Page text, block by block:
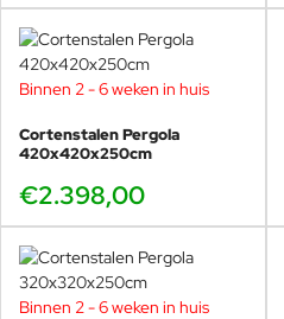
Binnen 2 - 6 weken in huis
Cortenstalen Pergola
420x420x250cm
€2.398,00
Binnen 2 - 6 weken in huis